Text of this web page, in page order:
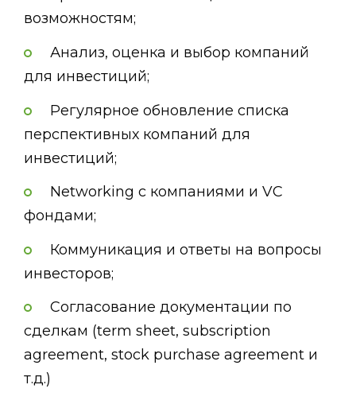
возможностям;
Анализ, оценка и выбор компаний
для инвестиций;
Регулярное обновление списка
перспективных компаний для
инвестиций;
Networking с компаниями и VC
фондами;
Коммуникация и ответы на вопросы
инвесторов;
Согласование документации по
сделкам (term sheet, subscription
agreement, stock purchase agreement и
т.д.)